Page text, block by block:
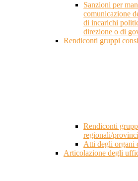
Sanzioni per
comunicazione
di incarichi
direzione o di
Rendiconti gruppi
Rendiconti
regionali/
Atti degli organi
Articolazione degli